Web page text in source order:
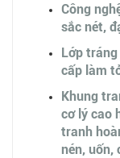
Công
sắc nét,
Lớp
cấp làm
Khung
cơ lý cao
tranh
nén, uốn,